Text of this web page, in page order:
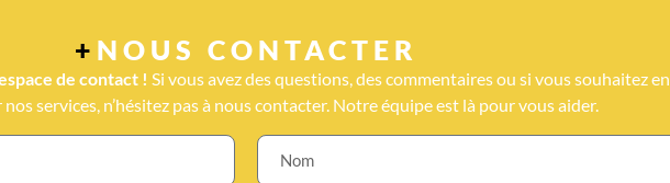
+ NOUS CONTACTER
de contact ! Si vous avez des questions, des commentaires ou si vous souhaitez en
services, n’hésitez pas à nous contacter. Notre équipe est là pour vous aider.